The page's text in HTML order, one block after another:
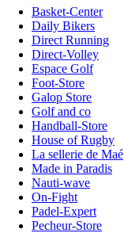
Basket-Center
Daily Bikers
Direct Running
Direct-Volley
Espace Golf
Foot-Store
Galop Store
Golf and co
Handball-Store
House of Rugby
La sellerie de Maé
Made in Paradis
Nauti-wave
On-Fight
Padel-Expert
Pecheur-Store